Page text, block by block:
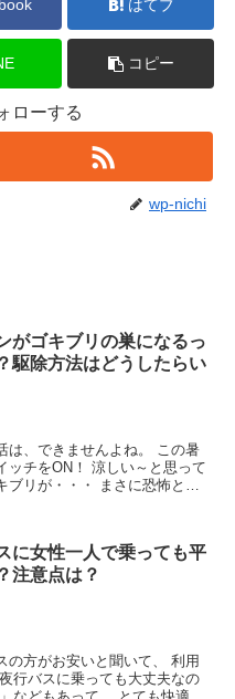
はてブ
コピー
ローする
wp-nichi
がゴキブリの巣になるっ
駆除方法はどうしたらい
できませんよね。 この暑
涼しい～と思って
まさに恐怖とし
に女性一人で乗っても平
注意点は？
方がお安いと聞いて、 利用